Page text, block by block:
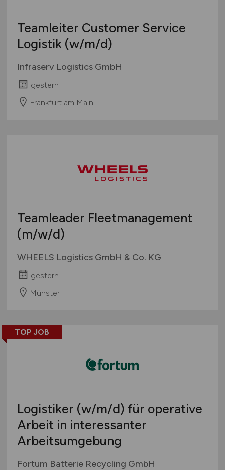
Teamleiter Customer Service
Logistik (w/m/d)
Infraserv Logistics GmbH
gestern
Frankfurt am Main
Teamleader Fleetmanagement
(m/w/d)
WHEELS Logistics GmbH & Co. KG
gestern
Münster
TOP JOB
Logistiker (w/m/d) für operative
Arbeit in interessanter
Arbeitsumgebung
Fortum Batterie Recycling GmbH